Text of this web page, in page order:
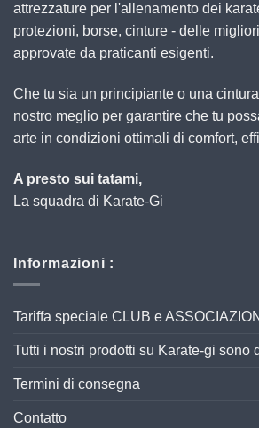
attrezzature per l'allenamento dei
protezioni, borse, cinture - delle
approvate da praticanti esigenti.
Che tu sia un principiante o una
nostro meglio per garantire che tu
arte in condizioni ottimali di comfort,
A presto sui tatami,
La squadra di Karate-Gi
Informazioni :
Tariffa speciale CLUB e ASSOCIAZIONI
Tutti i nostri prodotti su Karate-gi sono
Termini di consegna
Contatto